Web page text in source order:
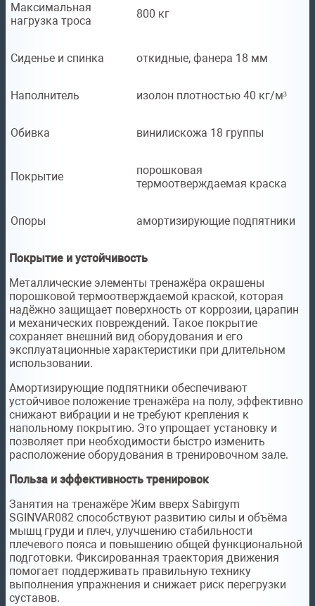
Максимальная
нагрузка троса
800 кг
Сиденье и спинка откидные, фанера 18 мм
Наполнитель изолон плотностью 40 кг/м³
Обивка винилискожа 18 группы
Покрытие
порошковая
термоотверждаемая краска
Опоры амортизирующие подпятники
Покрытие и устойчивость
Металлические элементы тренажёра окрашены
порошковой термоотверждаемой краской, которая
надёжно защищает поверхность от коррозии, царапин
и механических повреждений. Такое покрытие
сохраняет внешний вид оборудования и его
эксплуатационные характеристики при длительном
использовании.
Амортизирующие подпятники обеспечивают
устойчивое положение тренажёра на полу, эффективно
снижают вибрации и не требуют крепления к
напольному покрытию. Это упрощает установку и
позволяет при необходимости быстро изменить
расположение оборудования в тренировочном зале.
Польза и эффективность тренировок
Занятия на тренажёре Жим вверх Sabirgym
SGINVAR082 способствуют развитию силы и объёма
мышц груди и плеч, улучшению стабильности
плечевого пояса и повышению общей функциональной
подготовки. Фиксированная траектория движения
помогает поддерживать правильную технику
выполнения упражнения и снижает риск перегрузки
суставов.